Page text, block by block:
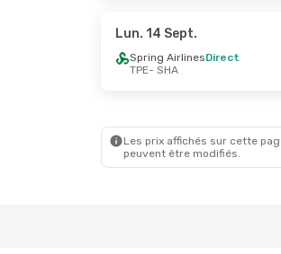
- Dim. 1 Nov.
Lun. 14 Sept.
Spring AirlinesDirect
TPE- SHA
Les prix affichés sur cette
peuvent être modifiés.